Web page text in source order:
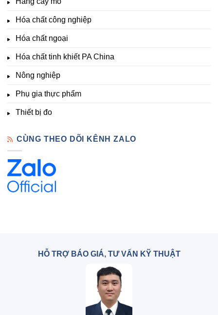
Chất
Hóa chất công nghiệp
Hóa chất ngoại
Hóa chất tinh khiết PA China
Nông nghiệp
Phụ gia thực phẩm
Thiết bị đo
CÙNG THEO DÕI KÊNH ZALO
HỖ TRỢ BÁO GIÁ, TƯ VẤN KỸ THUẬT